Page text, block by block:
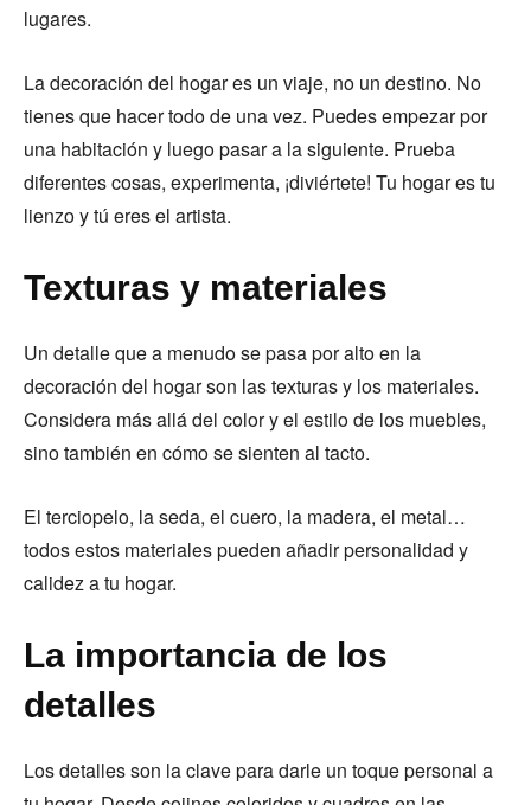
lugares.
La decoración del hogar es un viaje, no un destino. No
tienes que hacer todo de una vez. Puedes empezar por
una habitación y luego pasar a la siguiente. Prueba
diferentes cosas, experimenta, ¡diviértete! Tu hogar es tu
lienzo y tú eres el artista.
Texturas y materiales
Un detalle que a menudo se pasa por alto en la
decoración del hogar son las texturas y los materiales.
Considera más allá del color y el estilo de los muebles,
sino también en cómo se sienten al tacto.
El terciopelo, la seda, el cuero, la madera, el metal…
todos estos materiales pueden añadir personalidad y
calidez a tu hogar.
La importancia de los
detalles
Los detalles son la clave para darle un toque personal a